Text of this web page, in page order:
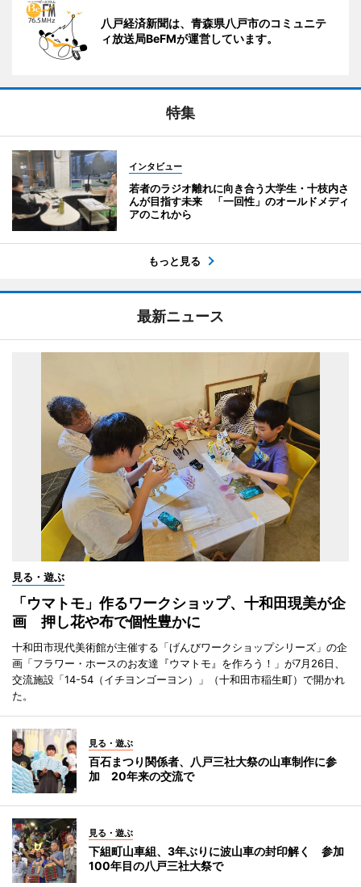
八戸経済新聞は、青森県八戸市のコミュニテ
ィ放送局BeFMが運営しています。
特集
インタビュー
若者のラジオ離れに向き合う大学生・十枝内さ
んが目指す未来 「一回性」のオールドメディ
アのこれから
もっと見る
最新ニュース
見る・遊ぶ
「ウマトモ」作るワークショップ、十和田現美が企
画 押し花や布で個性豊かに
十和田市現代美術館が主催する「げんびワークショップシリーズ」の企
画「フラワー・ホースのお友達『ウマトモ』を作ろう！」が7月26日、
交流施設「14-54（イチヨンゴーヨン）」（十和田市稲生町）で開かれ
た。
見る・遊ぶ
百石まつり関係者、八戸三社大祭の山車制作に参
加 20年来の交流で
見る・遊ぶ
下組町山車組、3年ぶりに波山車の封印解く 参加
100年目の八戸三社大祭で